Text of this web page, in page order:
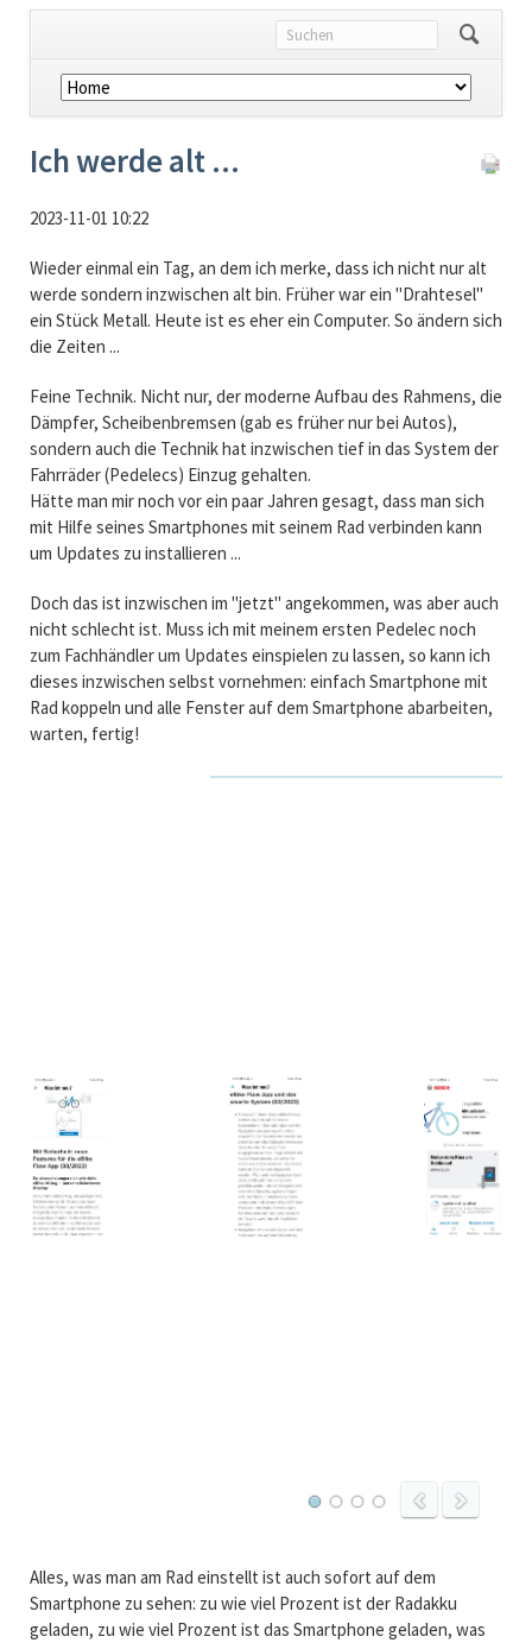
Navigation
überspringen
Ich werde alt ...
2023-11-01 10:22
Wieder einmal ein Tag, an dem ich merke, dass ich nicht nur alt
werde sondern inzwischen alt bin. Früher war ein "Drahtesel"
ein Stück Metall. Heute ist es eher ein Computer. So ändern sich
die Zeiten ...
Feine Technik. Nicht nur, der moderne Aufbau des Rahmens, die
Dämpfer, Scheibenbremsen (gab es früher nur bei Autos),
sondern auch die Technik hat inzwischen tief in das System der
Fahrräder (Pedelecs) Einzug gehalten.
Hätte man mir noch vor ein paar Jahren gesagt, dass man sich
mit Hilfe seines Smartphones mit seinem Rad verbinden kann
um Updates zu installieren ...
Doch das ist inzwischen im "jetzt" angekommen, was aber auch
nicht schlecht ist. Muss ich mit meinem ersten Pedelec noch
zum Fachhändler um Updates einspielen zu lassen, so kann ich
dieses inzwischen selbst vornehmen: einfach Smartphone mit
Rad koppeln und alle Fenster auf dem Smartphone abarbeiten,
warten, fertig!
Alles, was man am Rad einstellt ist auch sofort auf dem
Smartphone zu sehen: zu wie viel Prozent ist der Radakku
geladen, zu wie viel Prozent ist das Smartphone geladen, was